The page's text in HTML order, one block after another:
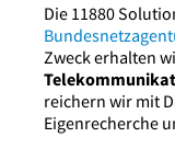
Die 11880
Zweck erhalten
reichern wir mit
Eigenrecherche